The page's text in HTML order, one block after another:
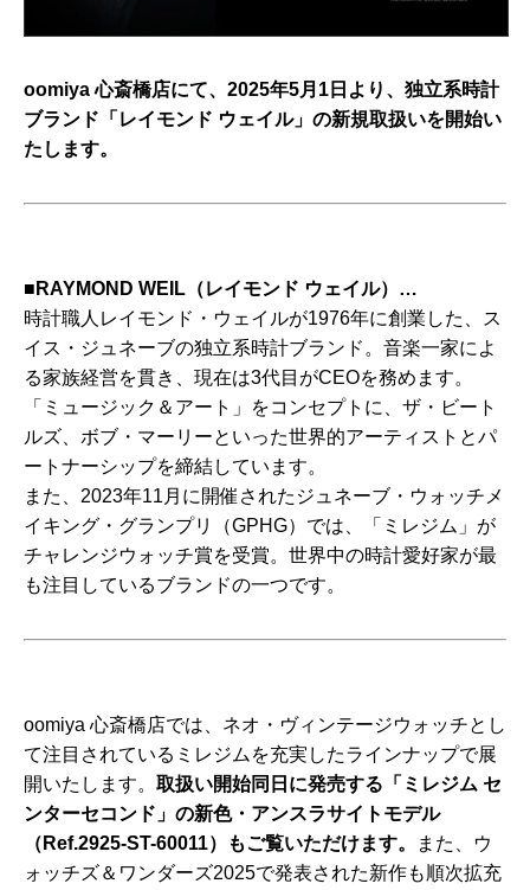
oomiya 心斎橋店にて、2025年5月1日より、独立系時計
ブランド「レイモンド ウェイル」の新規取扱いを開始い
たします。
■RAYMOND WEIL（レイモンド ウェイル）…
時計職人レイモンド・ウェイルが1976年に創業した、ス
イス・ジュネーブの独立系時計ブランド。音楽一家によ
る家族経営を貫き、現在は3代目がCEOを務めます。
「ミュージック＆アート」をコンセプトに、ザ・ビート
ルズ、ボブ・マーリーといった世界的アーティストとパ
ートナーシップを締結しています。
また、2023年11月に開催されたジュネーブ・ウォッチメ
イキング・グランプリ（GPHG）では、「ミレジム」が
チャレンジウォッチ賞を受賞。世界中の時計愛好家が最
も注目しているブランドの一つです。
oomiya 心斎橋店では、ネオ・ヴィンテージウォッチとし
て注目されているミレジムを充実したラインナップで展
開いたします。 取扱い開始同日に発売する「ミレジム セ
ンターセコンド」の新色・アンスラサイトモデル
（Ref.2925-ST-60011）もご覧いただけます。
また、ウ
ォッチズ＆ワンダーズ2025で発表された新作も順次拡充